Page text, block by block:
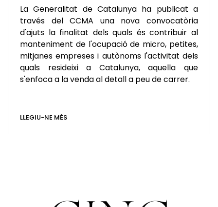
La Generalitat de Catalunya ha publicat a
través del CCMA una nova convocatòria
d'ajuts la finalitat dels quals és contribuir al
manteniment de l'ocupació de micro, petites,
mitjanes empreses i autònoms l'activitat dels
quals resideixi a Catalunya, aquella que
s'enfoca a la venda al detall a peu de carrer.
LLEGIU-NE MÉS